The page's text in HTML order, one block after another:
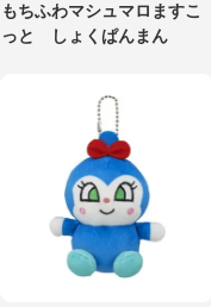
もちふわマシュマロますこ
っと しょくぱんまん